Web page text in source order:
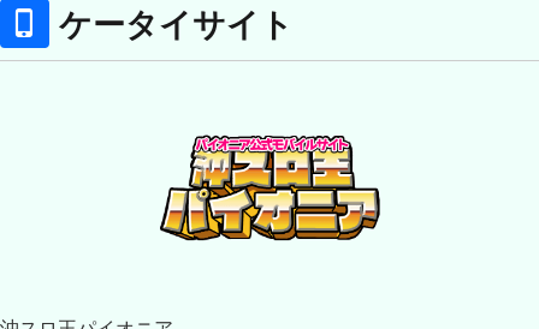
ケータイサイト